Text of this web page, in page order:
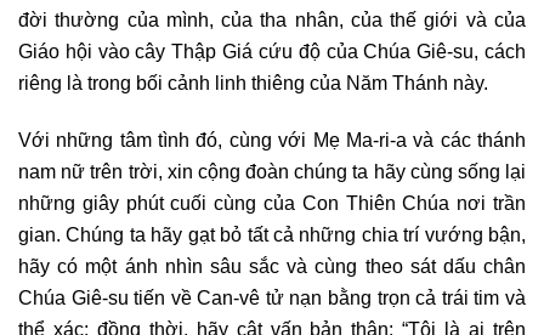
đời thường của mình, của tha nhân, của thế giới và của
Giáo hội vào cây Thập Giá cứu độ của Chúa Giê-su, cách
riêng là trong bối cảnh linh thiêng của Năm Thánh này.
Với những tâm tình đó, cùng với Mẹ Ma-ri-a và các thánh
nam nữ trên trời, xin cộng đoàn chúng ta hãy cùng sống lại
những giây phút cuối cùng của Con Thiên Chúa nơi trần
gian. Chúng ta hãy gạt bỏ tất cả những chia trí vướng bận,
hãy có một ánh nhìn sâu sắc và cùng theo sát dấu chân
Chúa Giê-su tiến về Can-vê tử nạn bằng trọn cả trái tim và
thể xác; đồng thời, hãy cật vấn bản thân: “Tôi là ai trên